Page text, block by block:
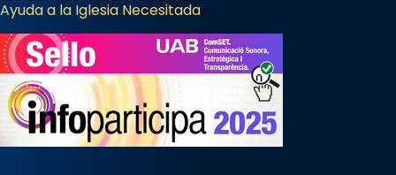
Ayuda a la Iglesia Necesitada